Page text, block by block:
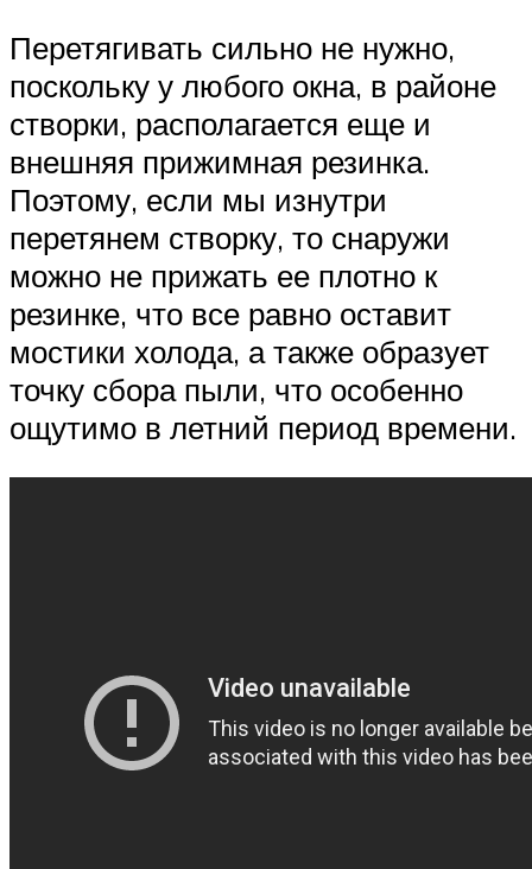
Перетягивать сильно не нужно,
поскольку у любого окна, в районе
створки, располагается еще и
внешняя прижимная резинка.
Поэтому, если мы изнутри
перетянем створку, то снаружи
можно не прижать ее плотно к
резинке, что все равно оставит
мостики холода, а также образует
точку сбора пыли, что особенно
ощутимо в летний период времени.